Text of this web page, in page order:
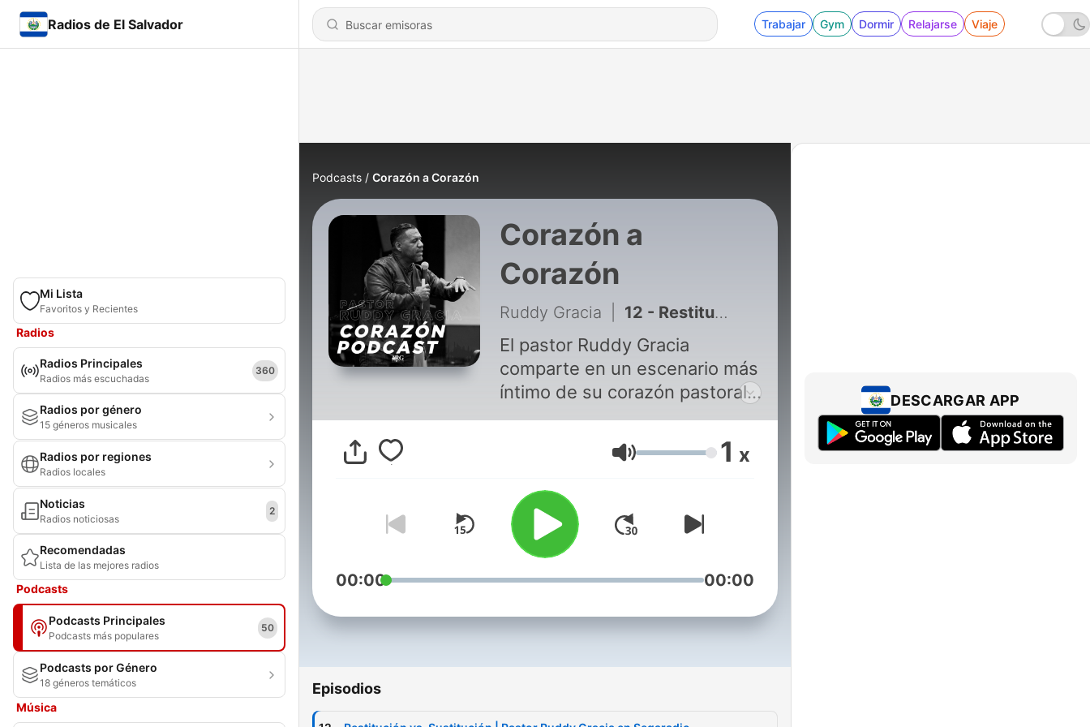
Radios de El Salvador Trabajar Gym Dormir Relajarse Viaje
Mi Lista
Favoritos y Recientes
Radios
Radios Principales
Radios más escuchadas
360
Radios por género
15 géneros musicales
Radios por regiones
Radios locales
Noticias
Radios noticiosas
2
Recomendadas
Lista de las mejores radios
Podcasts
Podcasts Principales
Podcasts más populares
50
Podcasts por Género
18 géneros temáticos
Música
Podcasts Corazón a Corazón
Corazón a
Corazón
Ruddy Gracia 12 - Restitución vs. Sustitución | Pastor Ruddy Gracia en Segaradio
El pastor Ruddy Gracia
comparte en un escenario más
íntimo de su corazón pastoral
sobre temas relevantes como
la familia, la sociedad el
ministerio entre otros.
Suscríbete a este podcast y
compártelo en tus redes para
alcanzar más personas con la
palabra de Dios.
Volumen 1 x
00:00 00:00
Episodios
DESCARGAR APP